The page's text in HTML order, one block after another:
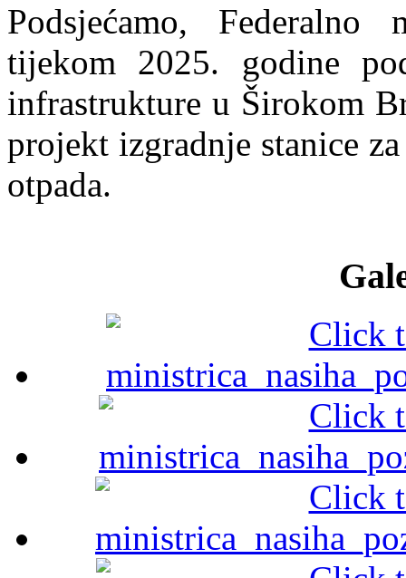
Podsjećamo,
tijekom 2025. godine
infrastrukture u Širokom
projekt izgradnje stanice
otpada.